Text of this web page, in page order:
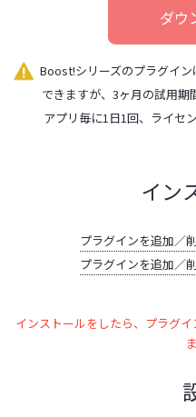
ダウ
Boost!シリーズのプラグイ
できますが、3ヶ月の試用期
アプリ毎に1日1回、ライセ
イン
プラグインを追加／
プラグインを追加／
インストールをしたら、プラグ